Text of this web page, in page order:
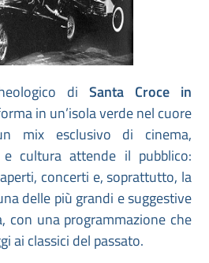
di Santa Croce in
in un’isola verde nel cuore
mix esclusivo di cinema,
e cultura attende il pubblico:
concerti e, soprattutto, la
delle più grandi e suggestive
con una programmazione che
ai classici del passato.